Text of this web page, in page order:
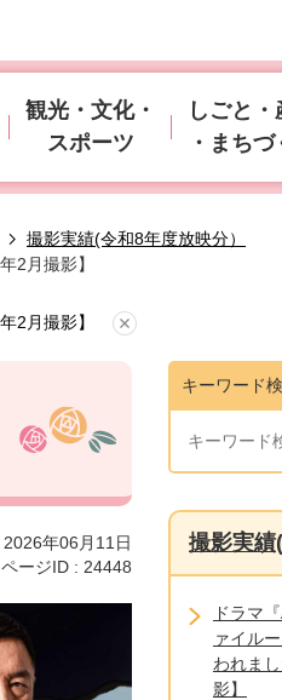
観光・文化・
スポーツ
しごと・
・まちづ
撮影実績(令和8年度放映分）
2月撮影】
2月撮影】
年06月11日
ページID : 24448
キーワード
撮影実績
ドラマ
ァイル
われま
影】